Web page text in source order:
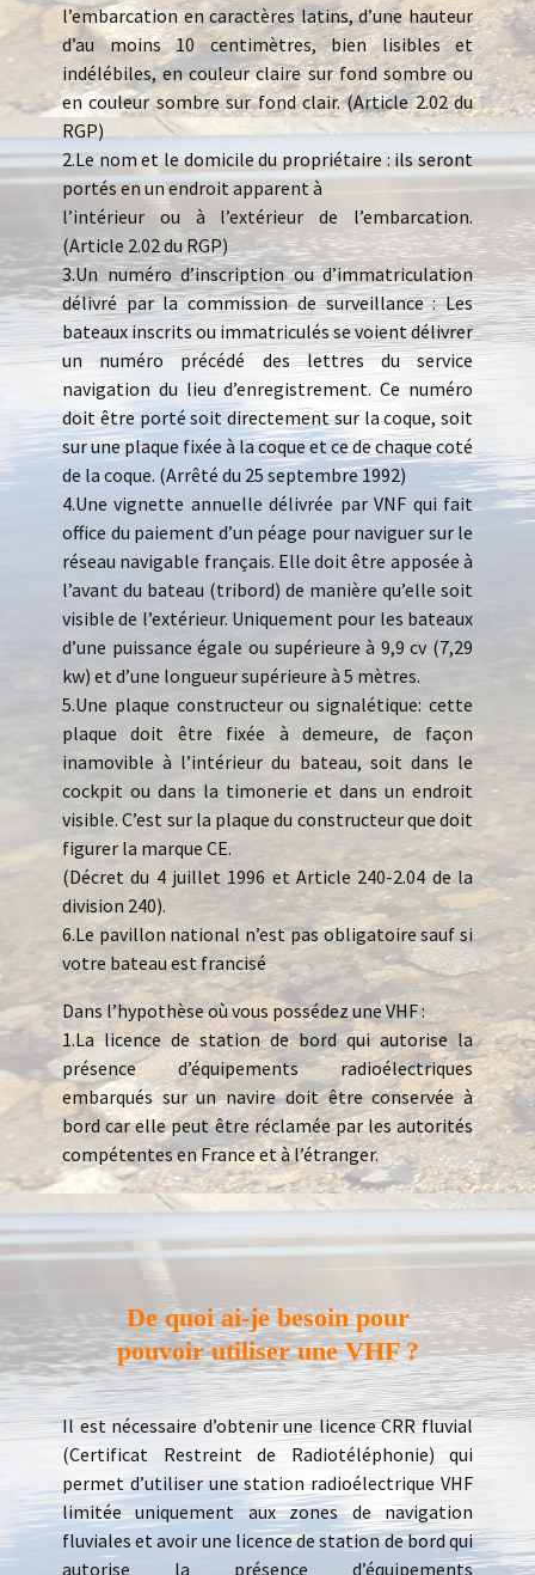
l’embarcation en caractères latins, d’une hauteur
d’au moins 10 centimètres, bien lisibles et
indélébiles, en couleur claire sur fond sombre ou
en couleur sombre sur fond clair. (Article 2.02 du
RGP)
2.Le nom et le domicile du propriétaire : ils seront
portés en un endroit apparent à
l’intérieur ou à l’extérieur de l’embarcation.
(Article 2.02 du RGP)
3.Un numéro d’inscription ou d’immatriculation
délivré par la commission de surveillance : Les
bateaux inscrits ou immatriculés se voient délivrer
un numéro précédé des lettres du service
navigation du lieu d’enregistrement. Ce numéro
doit être porté soit directement sur la coque, soit
sur une plaque fixée à la coque et ce de chaque coté
de la coque. (Arrêté du 25 septembre 1992)
4.Une vignette annuelle délivrée par VNF qui fait
office du paiement d’un péage pour naviguer sur le
réseau navigable français. Elle doit être apposée à
l’avant du bateau (tribord) de manière qu’elle soit
visible de l’extérieur. Uniquement pour les bateaux
d’une puissance égale ou supérieure à 9,9 cv (7,29
kw) et d’une longueur supérieure à 5 mètres.
5.Une plaque constructeur ou signalétique: cette
plaque doit être fixée à demeure, de façon
inamovible à l’intérieur du bateau, soit dans le
cockpit ou dans la timonerie et dans un endroit
visible. C’est sur la plaque du constructeur que doit
figurer la marque CE.
(Décret du 4 juillet 1996 et Article 240-2.04 de la
division 240).
6.Le pavillon national n’est pas obligatoire sauf si
votre bateau est francisé
Dans l’hypothèse où vous possédez une VHF :
1.La licence de station de bord qui autorise la
présence d’équipements radioélectriques
embarqués sur un navire doit être conservée à
bord car elle peut être réclamée par les autorités
compétentes en France et à l’étranger.
De quoi ai-je besoin pour
pouvoir utiliser une VHF ?
Il est nécessaire d’obtenir une licence CRR fluvial
(Certificat Restreint de Radiotéléphonie) qui
permet d’utiliser une station radioélectrique VHF
limitée uniquement aux zones de navigation
fluviales et avoir une licence de station de bord qui
autorise la présence d’équipements